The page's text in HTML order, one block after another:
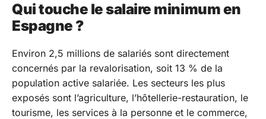
Qui touche le salaire minimum en
Espagne ?
Environ 2,5 millions de salariés sont directement
concernés par la revalorisation, soit 13 % de la
population active salariée. Les secteurs les plus
exposés sont l’agriculture, l’hôtellerie-restauration, le
tourisme, les services à la personne et le commerce,